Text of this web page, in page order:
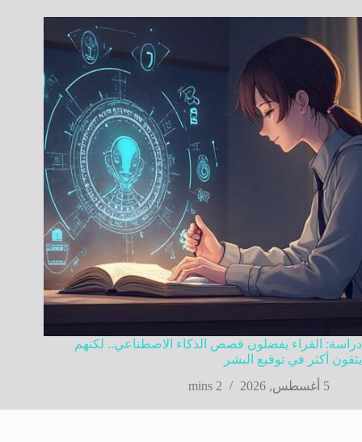
دراسة: القراء يفضلون قصص الذكاء الاصطناعي.. لكنهم
يثقون أكثر في توقيع البشر
5 أغسطس, 2026
2 mins